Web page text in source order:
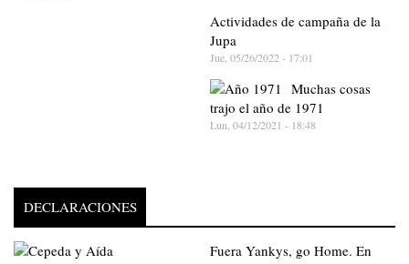
Actividades de campaña de la
Jupa
Jue, 05/26/2022 - 17:01
Muchas cosas
trajo el año de 1971
Lun, 04/12/2021 - 18:48
DECLARACIONES
Fuera Yankys, go Home. En